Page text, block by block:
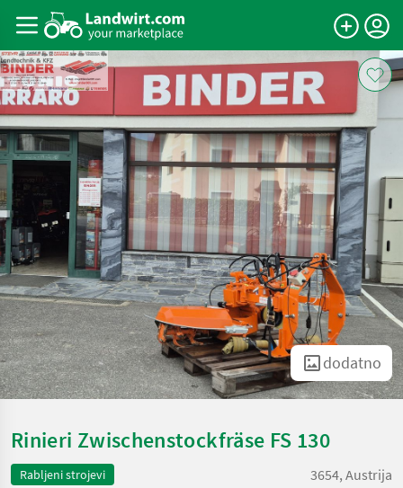
dodatno
Rinieri Zwischenstockfräse FS 130
Rabljeni strojevi 3654, Austrija